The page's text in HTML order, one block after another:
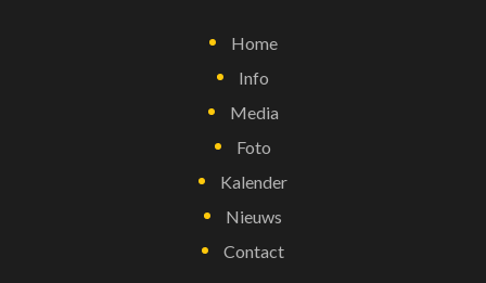
Home
Info
Media
Foto
Kalender
Nieuws
Contact